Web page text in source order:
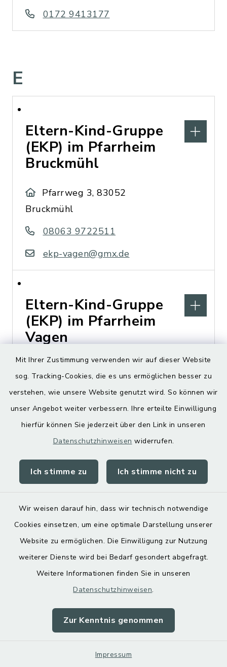
Mit Ihrer Zustimmung verwenden wir auf dieser Website
sog. Tracking-Cookies, die es uns ermöglichen besser zu
verstehen, wie unsere Website genutzt wird. So können wir
unser Angebot weiter verbessern. Ihre erteilte Einwilligung
hierfür können Sie jederzeit über den Link in unseren
Datenschutzhinweisen widerrufen.
Ich stimme zu Ich stimme nicht zu
Wir weisen darauf hin, dass wir technisch notwendige
Cookies einsetzen, um eine optimale Darstellung unserer
Website zu ermöglichen. Die Einwilligung zur Nutzung
weiterer Dienste wird bei Bedarf gesondert abgefragt.
Weitere Informationen finden Sie in unseren
Datenschutzhinweisen.
Zur Kenntnis genommen
Impressum
0172 9413177
E
Eltern-Kind-Gruppe
(EKP) im Pfarrheim
Bruckmühl
Pfarrweg 3, 83052
Bruckmühl
08063 9722511
ekp-vagen@gmx.de
Eltern-Kind-Gruppe
(EKP) im Pfarrheim
Vagen
Mittenkirchner Straße 3,
83620 Vagen
ekp-vagen@gmx.de
https://pfarrverband-
bruckmuehl.de/kindedr-jugend-
senioren/elter-kind-
gruppen.html
Evangelisch-
Freikirchliche
Gemeinde
Bruckmühl
Kirchdorfer Straße 9 B,
83052 Bruckmühl
08062 7790173